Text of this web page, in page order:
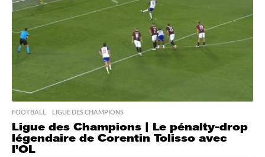
FOOTBALL ,LIGUE DES CHAMPIONS
Ligue des Champions | Le pénalty-drop
légendaire de Corentin Tolisso avec
l’OL